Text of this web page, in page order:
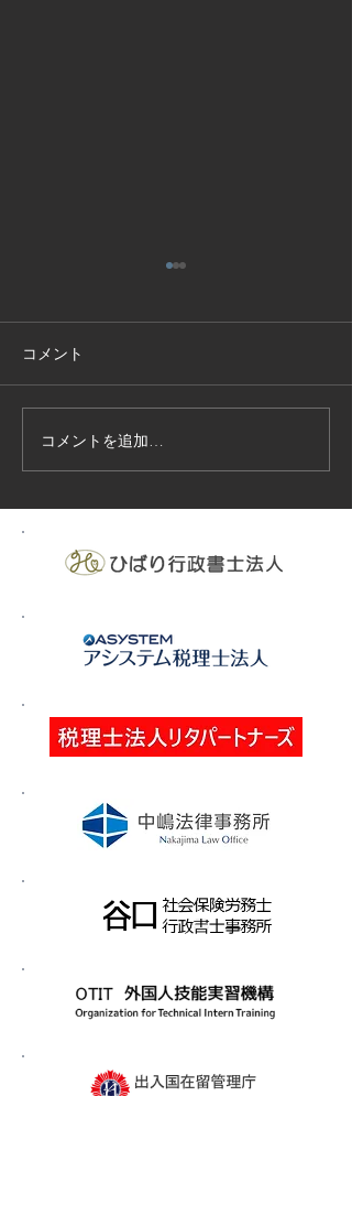
技能実習生１２名入国-フ
ィリピン、ベトナム
コメント
コメントを追加…